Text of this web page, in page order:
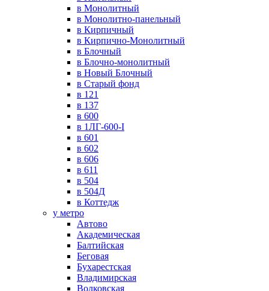
в Монолитный
в Монолитно-панельный
в Кирпичный
в Кирпично-Монолитный
в Блочный
в Блочно-монолитный
в Новый Блочный
в Старый фонд
в 121
в 137
в 600
в 1ЛГ-600-I
в 601
в 602
в 606
в 611
в 504
в 504Д
в Коттедж
у метро
Автово
Академическая
Балтийская
Беговая
Бухарестская
Владимирская
Волковская